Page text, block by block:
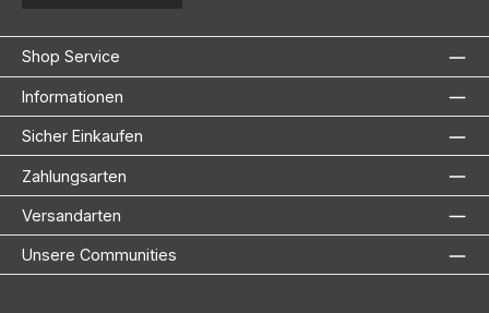
Shop Service
Informationen
Sicher Einkaufen
Zahlungsarten
Versandarten
Unsere Communities